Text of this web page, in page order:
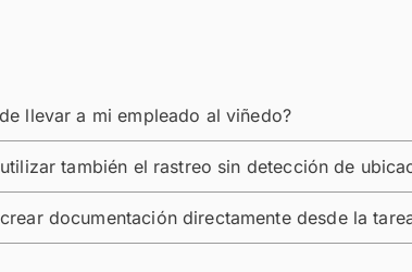
llevar a mi empleado al viñedo?
también el rastreo sin detección de
documentación directamente desde la